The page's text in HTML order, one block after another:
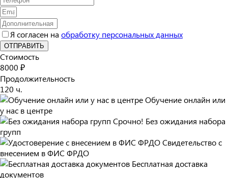
Я согласен на обработку персональных данных
ОТПРАВИТЬ
Стоимость
8000 ₽
Продолжительность
120 ч.
Обучение онлайн или
у нас в центре
Срочно! Без ожидания набора
групп
Свидетельство с
внесением в ФИС ФРДО
Бесплатная доставка
документов